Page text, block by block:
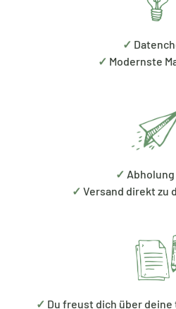
✓
✓ Modernste
✓
✓ Versand direkt zu
✓ Du freust dich über